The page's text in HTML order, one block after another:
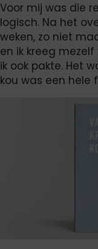
Voor mij was die
logisch. Na het
weken, zo niet
en ik kreeg
ik ook pakte. Het
kou was een hele